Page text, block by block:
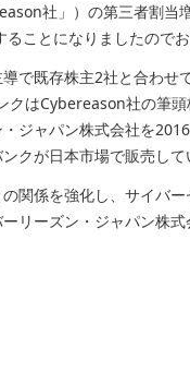
社」）の第三者割当
ることになりましたのでお
で既存株主2社と合わせ
クはCybereason社の筆
ジャパン株式会社を
クが日本市場で販売して
関係を強化し、サイバ
リーズン・ジャパン株